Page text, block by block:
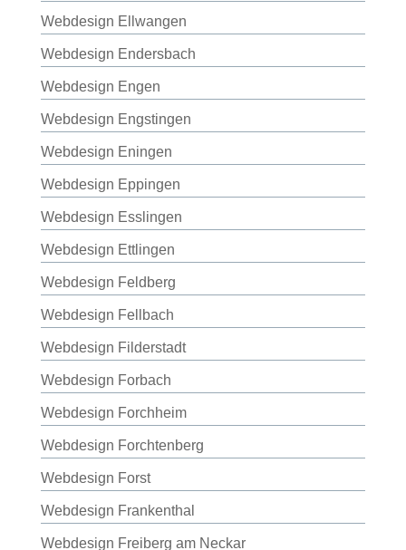
Webdesign Ellwangen
Webdesign Endersbach
Webdesign Engen
Webdesign Engstingen
Webdesign Eningen
Webdesign Eppingen
Webdesign Esslingen
Webdesign Ettlingen
Webdesign Feldberg
Webdesign Fellbach
Webdesign Filderstadt
Webdesign Forbach
Webdesign Forchheim
Webdesign Forchtenberg
Webdesign Forst
Webdesign Frankenthal
Webdesign Freiberg am Neckar